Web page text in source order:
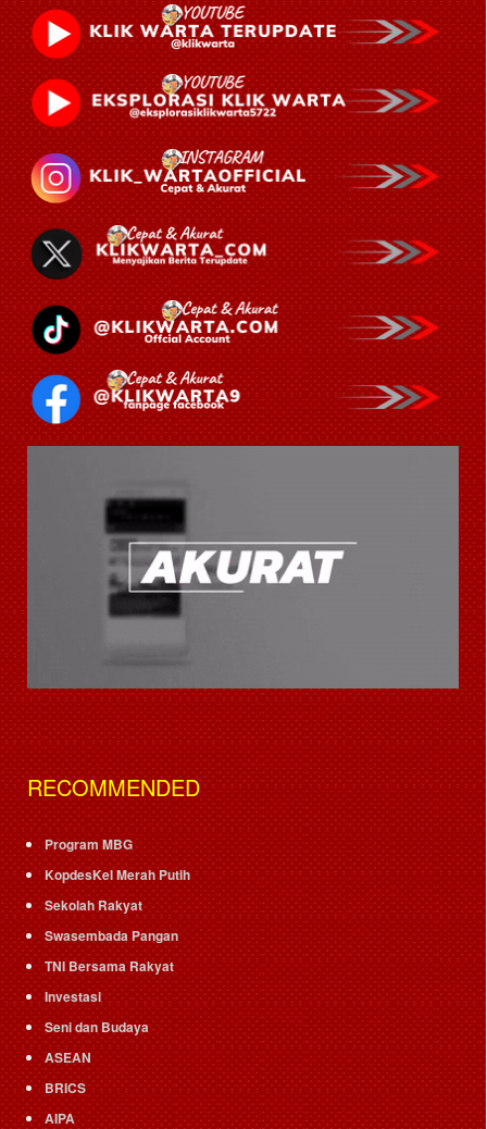
RECOMMENDED
Program MBG
KopdesKel Merah Putih
Sekolah Rakyat
Swasembada Pangan
TNI Bersama Rakyat
Investasi
Seni dan Budaya
ASEAN
BRICS
AIPA